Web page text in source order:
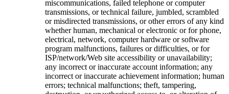
miscommunications, failed telephone or computer
transmissions, or technical failure, jumbled, scrambled
or misdirected transmissions, or other errors of any kind
whether human, mechanical or electronic or for phone,
electrical, network, computer hardware or software
program malfunctions, failures or difficulties, or for
ISP/network/Web site accessibility or unavailability;
any incorrect or inaccurate account information; any
incorrect or inaccurate achievement information; human
errors; technical malfunctions; theft, tampering,